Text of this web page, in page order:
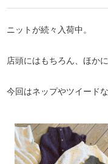
ニットが続々入荷中。
店頭にはもちろん、ほか
今回はネップやツイード